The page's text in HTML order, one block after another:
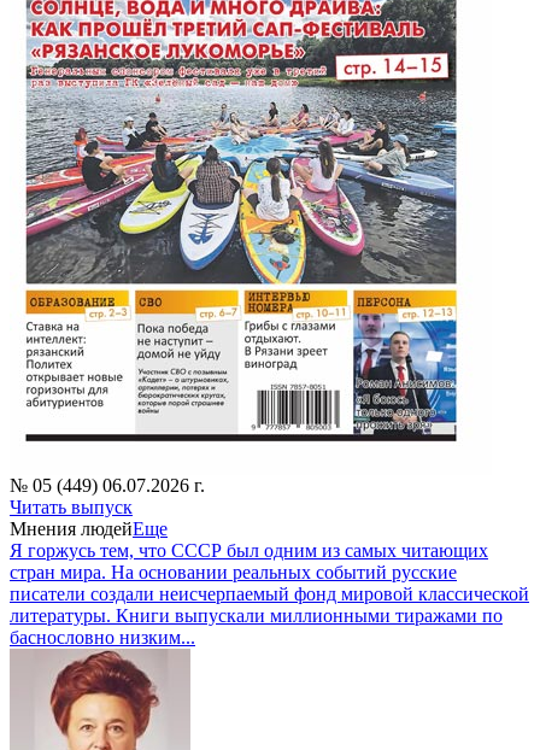
№ 05 (449) 06.07.2026 г.
Читать выпуск
Мнения людейЕще
Я горжусь тем, что СССР был одним из самых читающих
стран мира. На основании реальных событий русские
писатели создали неисчерпаемый фонд мировой классической
литературы. Книги выпускали миллионными тиражами по
баснословно низким...